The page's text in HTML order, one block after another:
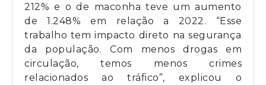
212% e o de maconha teve um aumento
de 1.248% em relação a 2022. “Esse
trabalho tem impacto direto na segurança
da população. Com menos drogas em
circulação, temos menos crimes
relacionados ao tráfico”, explicou o